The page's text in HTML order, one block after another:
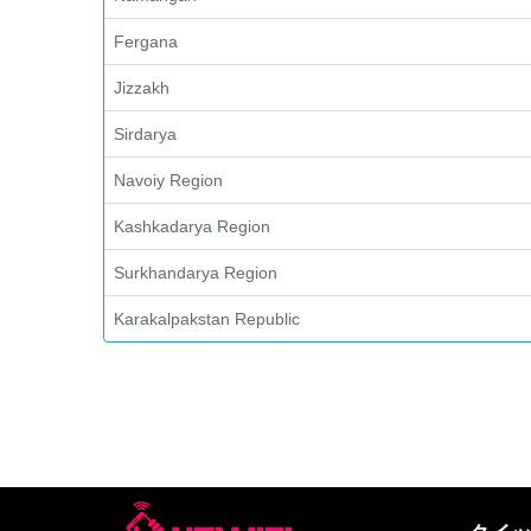
Fergana
Jizzakh
Sirdarya
Navoiy Region
Kashkadarya Region
Surkhandarya Region
Karakalpakstan Republic